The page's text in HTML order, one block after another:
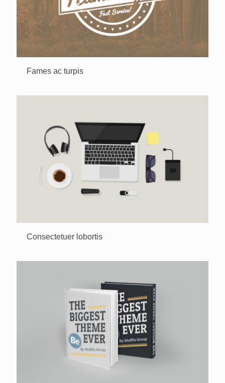
Fames ac turpis
Consectetuer lobortis